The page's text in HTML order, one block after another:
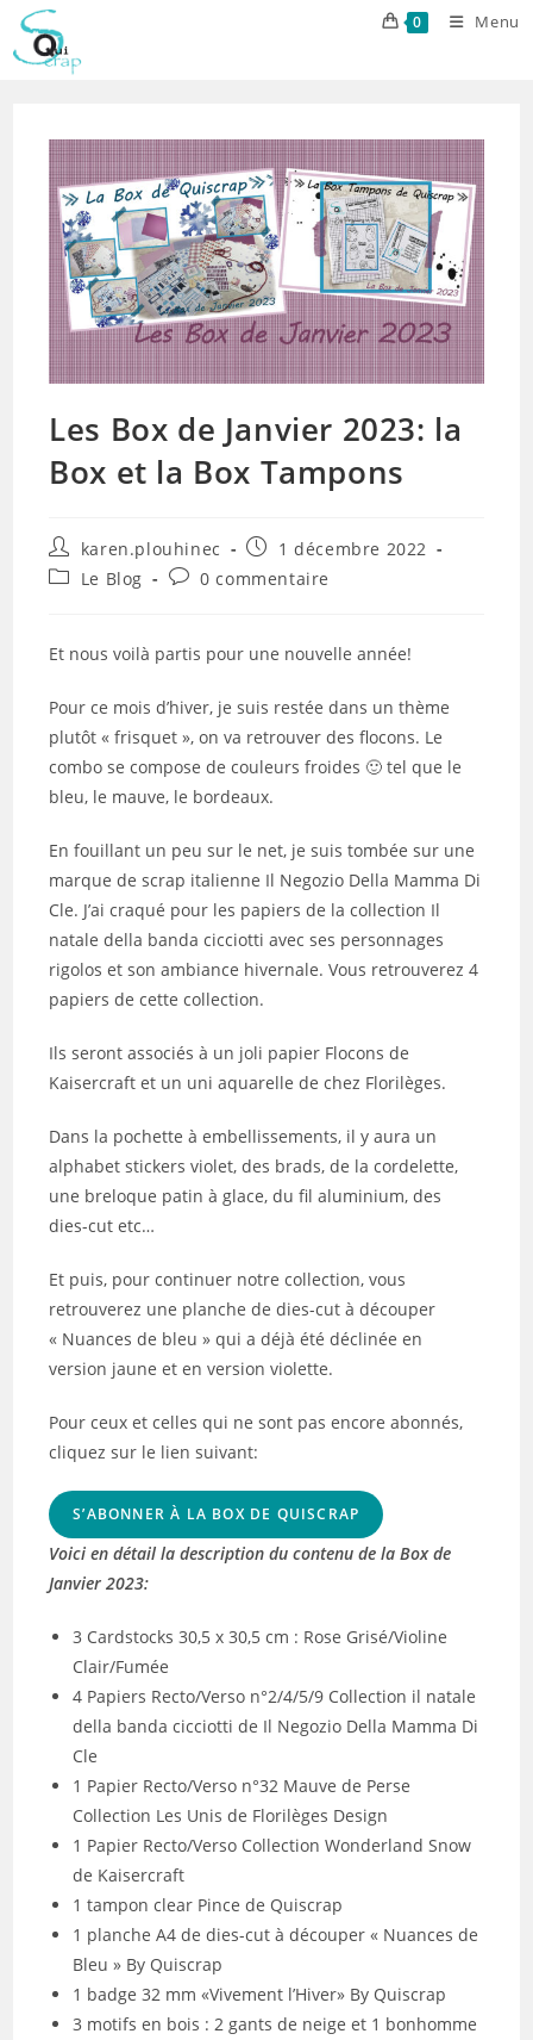
Skip
content
0 Menu
Les Box de Janvier 2023: la
Box et la Box Tampons
Auteur/autrice
de
karen.plouhinec
Publication
publiée :
1 décembre 2022
PostLe Blog
Commentaires
publication :
0 commentaire
Et nous voilà partis pour une nouvelle année!
Pour ce mois d’hiver, je suis restée dans un thème
plutôt « frisquet », on va retrouver des flocons. Le
combo se compose de couleurs froides 🙂 tel que le
bleu, le mauve, le bordeaux.
En fouillant un peu sur le net, je suis tombée sur une
marque de scrap italienne Il Negozio Della Mamma Di
Cle. J’ai craqué pour les papiers de la collection Il
natale della banda cicciotti avec ses personnages
rigolos et son ambiance hivernale. Vous retrouverez 4
papiers de cette collection.
Ils seront associés à un joli papier Flocons de
Kaisercraft et un uni aquarelle de chez Florilèges.
Dans la pochette à embellissements, il y aura un
alphabet stickers violet, des brads, de la cordelette,
une breloque patin à glace, du fil aluminium, des
dies-cut etc…
Et puis, pour continuer notre collection, vous
retrouverez une planche de dies-cut à découper
« Nuances de bleu » qui a déjà été déclinée en
version jaune et en version violette.
Pour ceux et celles qui ne sont pas encore abonnés,
cliquez sur le lien suivant:
S’ABONNER À LA BOX DE QUISCRAP
Voici en détail la description du contenu de la Box de
Janvier 2023:
3 Cardstocks 30,5 x 30,5 cm : Rose Grisé/Violine
Clair/Fumée
4 Papiers Recto/Verso n°2/4/5/9 Collection il natale
della banda cicciotti de Il Negozio Della Mamma Di
Cle
1 Papier Recto/Verso n°32 Mauve de Perse
Collection Les Unis de Florilèges Design
1 Papier Recto/Verso Collection Wonderland Snow
de Kaisercraft
1 tampon clear Pince de Quiscrap
1 planche A4 de dies-cut à découper « Nuances de
Bleu » By Quiscrap
1 badge 32 mm «Vivement l’Hiver» By Quiscrap
3 motifs en bois : 2 gants de neige et 1 bonhomme